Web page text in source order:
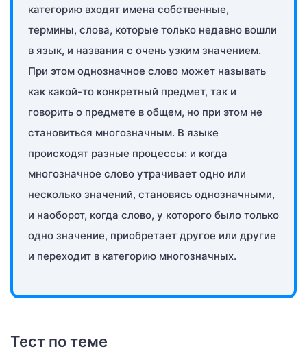
категорию входят имена собственные,
термины, слова, которые только недавно вошли
в язык, и названия с очень узким значением.
При этом однозначное слово может называть
как какой-то конкретный предмет, так и
говорить о предмете в общем, но при этом не
становиться многозначным. В языке
происходят разные процессы: и когда
многозначное слово утрачивает одно или
несколько значений, становясь однозначными,
и наоборот, когда слово, у которого было только
одно значение, приобретает другое или другие
и переходит в категорию многозначных.
Тест по теме